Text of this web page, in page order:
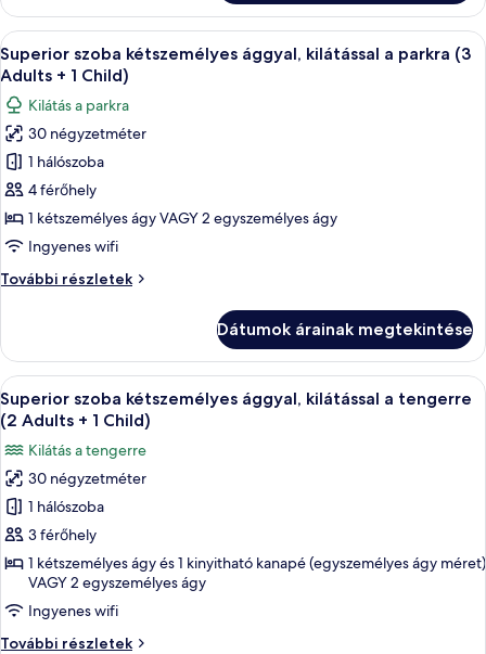
(3
Adults)
kilátással
parkra
(3
további
részletei
A
következő
szoba
összes
képének
megtekintése:
Superior
szoba
kétszemélyes
kilátással
(3
Adults
+
1
Child)
Egy erkély, ahol asztal és székek
5
Superior szoba kétszemélyes ággyal, kilátással a parkra (3
Adults + 1 Child)
Kilátás a parkra
30 négyzetméter
1 hálószoba
4 férőhely
1 kétszemélyes ágy VAGY 2 egyszemélyes ágy
Ingyenes wifi
További részletek
Superior
kilátással
parkra
(3
Adults
+
Child)
további
részletei
Dátumok árainak megtekintése
A
következő
szoba
összes
képének
megtekintése:
Superior
szoba
kétszemélyes
ággyal,
kilátással
Egy erkély, ahonnan a tengerpartra
6
Superior szoba kétszemélyes ággyal, kilátással a tengerre
(2 Adults + 1 Child)
Kilátás a tengerre
30 négyzetméter
1 hálószoba
3 férőhely
1 kétszemélyes ágy és 1 kinyitható kanapé (egyszemélyes ágy méret)
VAGY 2 egyszemélyes ágy
Ingyenes wifi
További részletek
Superior